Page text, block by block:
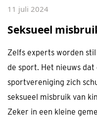
11 juli 2024
Seksueel
Zelfs experts worden
de sport. Het nieuws
sportvereniging zich
seksueel misbruik van
Zeker in een kleine